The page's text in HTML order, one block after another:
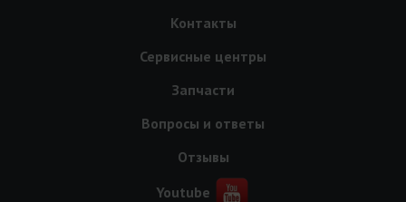
Контакты
Сервисные центры
Запчасти
Вопросы и ответы
Отзывы
Youtube